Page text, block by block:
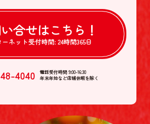
合せはこちら！
ーネット受付時間: 24時間365日
4040
電話受付時間 9:00-16:30
年末年始など店舗休暇を除く